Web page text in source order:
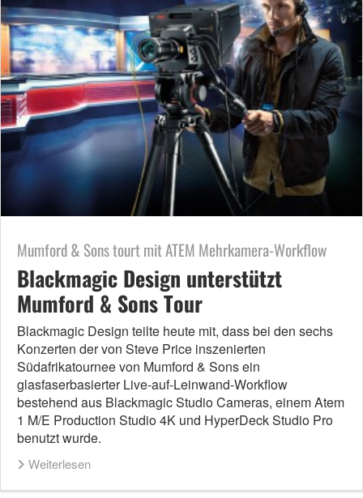
Mumford & Sons tourt mit ATEM Mehrkamera-Workflow
Blackmagic Design unterstützt
Mumford & Sons Tour
Blackmagic Design teilte heute mit, dass bei den sechs
Konzerten der von Steve Price inszenierten
Südafrikatournee von Mumford & Sons ein
glasfaserbasierter Live-auf-Leinwand-Workflow
bestehend aus Blackmagic Studio Cameras, einem Atem
1 M/E Production Studio 4K und HyperDeck Studio Pro
benutzt wurde.
Weiterlesen